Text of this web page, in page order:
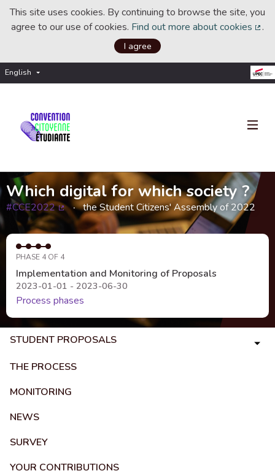
This site uses cookies. By continuing to browse the site, you
agree to our use of cookies. Find out more about cookies .
I agree
English Choisir la langue
Which digital for which society ?
#CCE2022
(External link)
the Student Citizens' Assembly of 2022
PHASE 4 OF 4
Implementation and Monitoring of Proposals
2023-01-01 - 2023-06-30
Process phases
STUDENT PROPOSALS
THE PROCESS
MONITORING
NEWS
SURVEY
YOUR CONTRIBUTIONS